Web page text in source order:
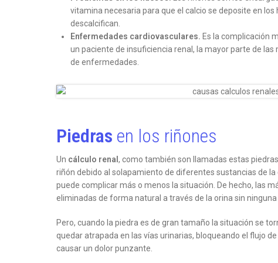
vitamina necesaria para que el calcio se deposite en los
descalcifican.
Enfermedades cardiovasculares. Es la complicación
un paciente de insuficiencia renal, la mayor parte de
de enfermedades.
Piedras en los riñones
Un cálculo renal , como también son llamadas estas
riñón debido al solapamiento de diferentes sustancias de
puede complicar más o menos la situación. De hecho, las
eliminadas de forma natural a través de la orina sin
Pero, cuando la piedra es de gran tamaño la situación se
quedar atrapada en las vías urinarias, bloqueando el flujo
causar un dolor punzante.